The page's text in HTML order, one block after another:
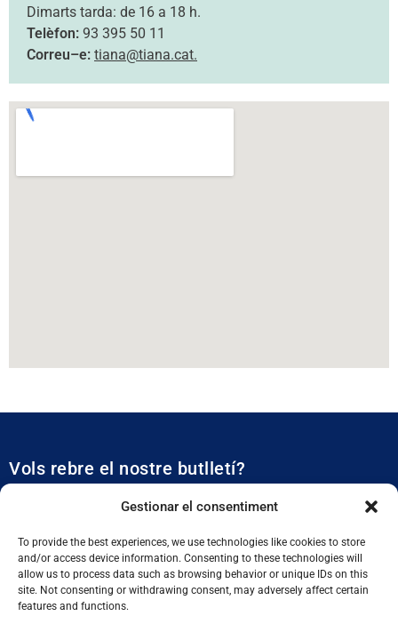
Gestionar el consentiment
To provide the best experiences, we use technologies like cookies to store
and/or access device information. Consenting to these technologies will
allow us to process data such as browsing behavior or unique IDs on this
site. Not consenting or withdrawing consent, may adversely affect certain
features and functions.
Dimarts tarda: de 16 a 18 h.
Telèfon: 93 395 50 11
Correu–e: tiana@tiana.cat.
Vols rebre el nostre butlletí?